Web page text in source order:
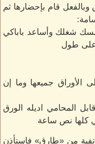
قام بإحضارها ثم
شغلك وأساعد باباكي
على طول
الأوراق جميعها وما إن
المحامي اديله الورق
كلها نص ساعة
من «طارق» فاستأذن